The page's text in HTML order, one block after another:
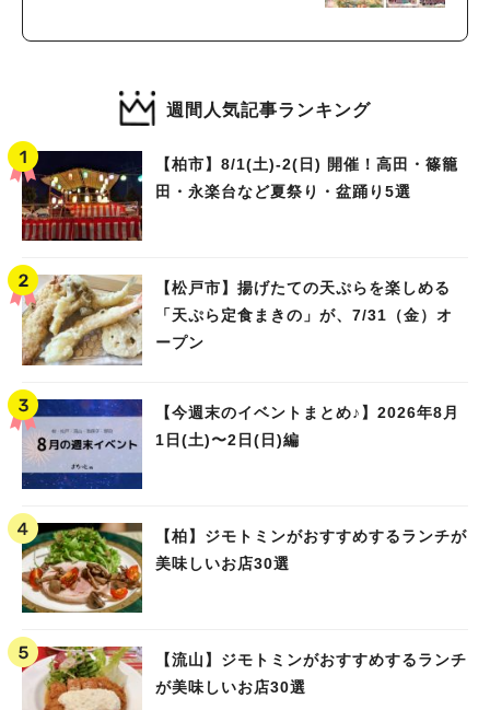
週間人気記事ランキング
【柏市】8/1(土)‐2(日) 開催！高田・篠籠
田・永楽台など夏祭り・盆踊り5選
【松戸市】揚げたての天ぷらを楽しめる
「天ぷら定食まきの」が、7/31（金）オ
ープン
【今週末のイベントまとめ♪】2026年8月
1日(土)〜2日(日)編
【柏】ジモトミンがおすすめするランチが
美味しいお店30選
【流山】ジモトミンがおすすめするランチ
が美味しいお店30選